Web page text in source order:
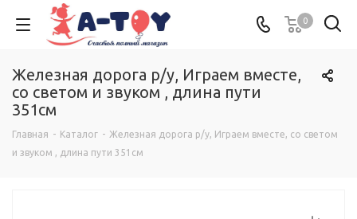
0
Железная дорога р/у, Играем вместе,
со светом и звуком , длина пути
351см
Главная - Каталог - Железная дорога р/у, Играем вместе, со светом
и звуком , длина пути 351см